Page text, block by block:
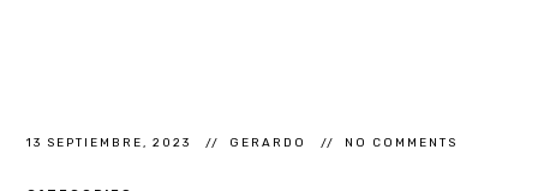
13 SEPTIEMBRE, 2023 GERARDO NO COMMENTS